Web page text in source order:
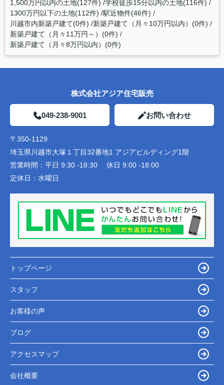
1,500万円以内の土地(127件) 学校徒歩15分以内の土地(116件)
1300万円以下の土地(112件) 駅近物件(46件)
川越市内新築戸建て(0件) 新築戸建て（月々10万円以内）(0件)
新築戸建て（月々11万円～）(0件)
新築戸建て（月々8万円以内）(0件)
株式会社アジア住宅販売
049-238-9001 お問い合わせ
〒350-1129
埼玉県川越市大塚１丁目32番地1 アジアビルディング1階
営業時間： 平日 9:30 -18:30 休日 9:00 -18:00
定休日： 水曜日
トップページ
スタッフ
お客様の声
ブログ
アクセスマップ
会社概要